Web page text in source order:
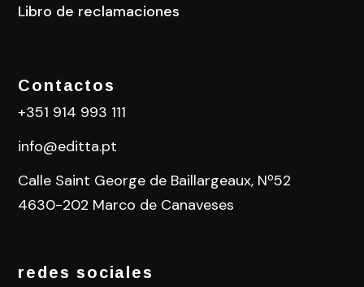
Libro de reclamaciones
Contactos
+351 914 993 111
info@editta.pt
Calle Saint George de Baillargeaux, Nº52
4630-202 Marco de Canaveses
redes sociales